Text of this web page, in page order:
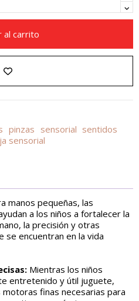
al carrito
pinzas sensorial sentidos
sensorial
manos pequeñas, las
a los niños a fortalecer la
la precisión y otras
se encuentran en la vida
Mientras los niños
entretenido y útil juguete,
finas necesarias para